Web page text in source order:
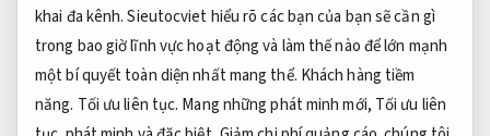
khai đa kênh.Sieutocviet hiểu rõ các bạn của bạn sẽ cần gì
trong bao giờ lĩnh vực hoạt động và làm thế nào để lớn mạnh
một bí quyết toàn diện nhất mang thể. Khách hàng tiềm
năng. Tối ưu liên tục. Mang những phát minh mới, Tối ưu liên